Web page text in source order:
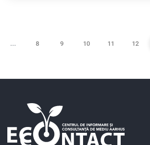
... 8 9 10 11 12